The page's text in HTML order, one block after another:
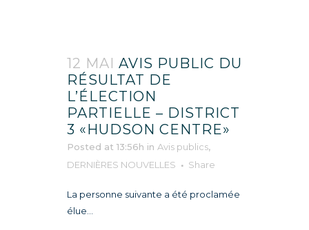
12 MAI AVIS PUBLIC DU
RÉSULTAT DE
L’ÉLECTION
PARTIELLE – DISTRICT
3 «HUDSON CENTRE»
Posted at 13:56h in Avis publics,
DERNIÈRES NOUVELLES
Share
La personne suivante a été proclamée
élue...